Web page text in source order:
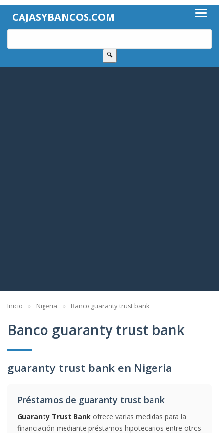
CAJASYBANCOS.COM
🔍
Inicio Nigeria Banco guaranty trust bank
Banco guaranty trust bank
guaranty trust bank en Nigeria
Préstamos de guaranty trust bank
Guaranty Trust Bank ofrece varias medidas para la
financiación mediante préstamos hipotecarios entre otros